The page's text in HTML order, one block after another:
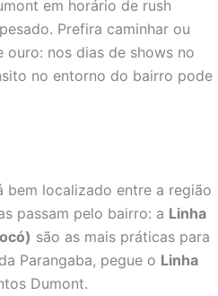
em horário de rush
Prefira caminhar ou
nos dias de shows no
no entorno do bairro pode
bem localizado entre a região
passam pelo bairro: a Linha
são as mais práticas para
Parangaba, pegue o Linha
Dumont.